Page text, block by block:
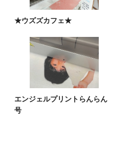
★ウズズカフェ★
エンジェルプリントらんらん
号